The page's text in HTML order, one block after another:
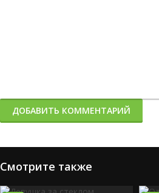
ДОБАВИТЬ КОММЕНТАРИЙ
Смотрите также